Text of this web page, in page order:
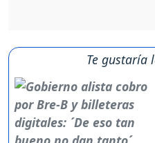
Te gustaría